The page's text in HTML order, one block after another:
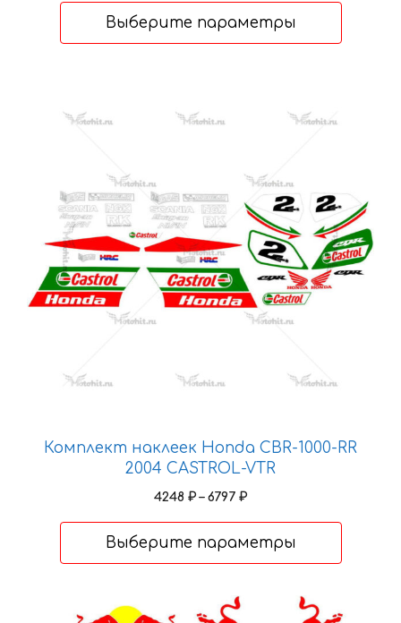
–
Выберите параметры
Комплект наклеек Honda CBR-1000-RR
2004 CASTROL-VTR
4248 ₽ – 6797 ₽Диапазон
–
Выберите параметры
имеет
вариаций.
Опции
можно
выбрать
странице
товара.